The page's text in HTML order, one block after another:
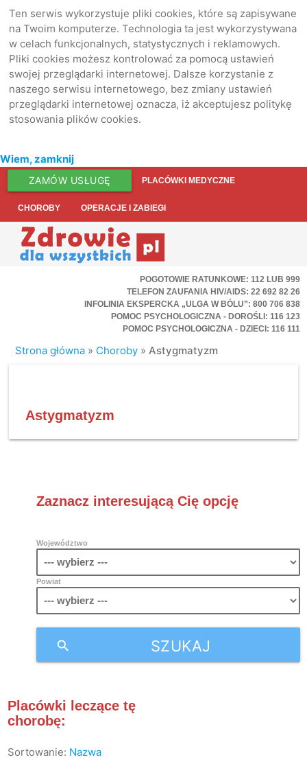
Ten serwis wykorzystuje pliki cookies, które są zapisywane
na Twoim komputerze. Technologia ta jest wykorzystywana
w celach funkcjonalnych, statystycznych i reklamowych.
Pliki cookies możesz kontrolować za pomocą ustawień
swojej przeglądarki internetowej. Dalsze korzystanie z
naszego serwisu internetowego, bez zmiany ustawień
przeglądarki internetowej oznacza, iż akceptujesz politykę
stosowania plików cookies.
Wiem, zamknij
ZAMÓW USŁUGĘ PLACÓWKI MEDYCZNE
CHOROBY OPERACJE I ZABIEGI
POGOTOWIE RATUNKOWE: 112 LUB 999
TELEFON ZAUFANIA HIV/AIDS: 22 692 82 26
INFOLINIA EKSPERCKA „ULGA W BÓLU”: 800 706 838
POMOC PSYCHOLOGICZNA - DOROŚLI: 116 123
POMOC PSYCHOLOGICZNA - DZIECI: 116 111
Strona główna » Choroby »Astygmatyzm
Astygmatyzm
Zaznacz interesującą Cię opcję
Województwo
Powiat
SZUKAJ
search
Placówki leczące tę
chorobę:
Sortowanie: Nazwa